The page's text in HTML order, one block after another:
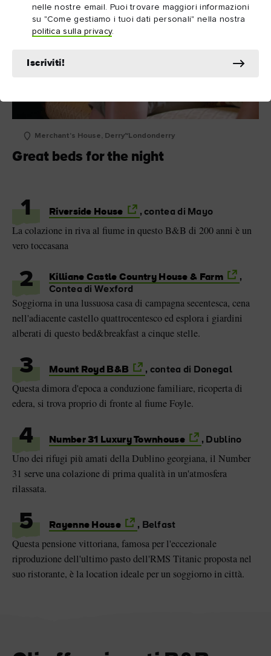
nelle nostre email. Puoi trovare maggiori informazioni
su "Come gestiamo i tuoi dati personali" nella nostra
politica sulla privacy.
Iscriviti!
Merchant's House, Derry~Londonderry
Great beds for the night
1 Riverside House , contea di Mayo
La colazione in riva al fiume in questo B&B di 200 anni è un
vero toccasana
2 Killiane Castle Country House & Farm
,
Contea di Wexford
Soggiorna in una lussuosa casa di campagna secentesca, cena
nell'adiacente castello quattrocentesco ed esplora i giardini
alberati di questo bed&breakfast a cinque stelle.
3 Mount Royd B&B , contea di Donegal
Questa dimora d'epoca a conduzione familiare, ricoperta di
edera, si trova proprio di fronte al fiume Foyle.
4 Number 31 Luxury Townhouse , Dublino
Uno dei rifugi più amati della Dublino georgiana, il Number
31 serve una colazione di prima qualità in un'atmosfera
rilassata.
5 Rayenne House , Belfast
Questa pensione vittoriana, famosa per l'eccezionale
riproduzione dell'ultimo pasto dell'RMS Titanic proposta nel
suo ristorante, è la location ideale per un soggiorno in città.